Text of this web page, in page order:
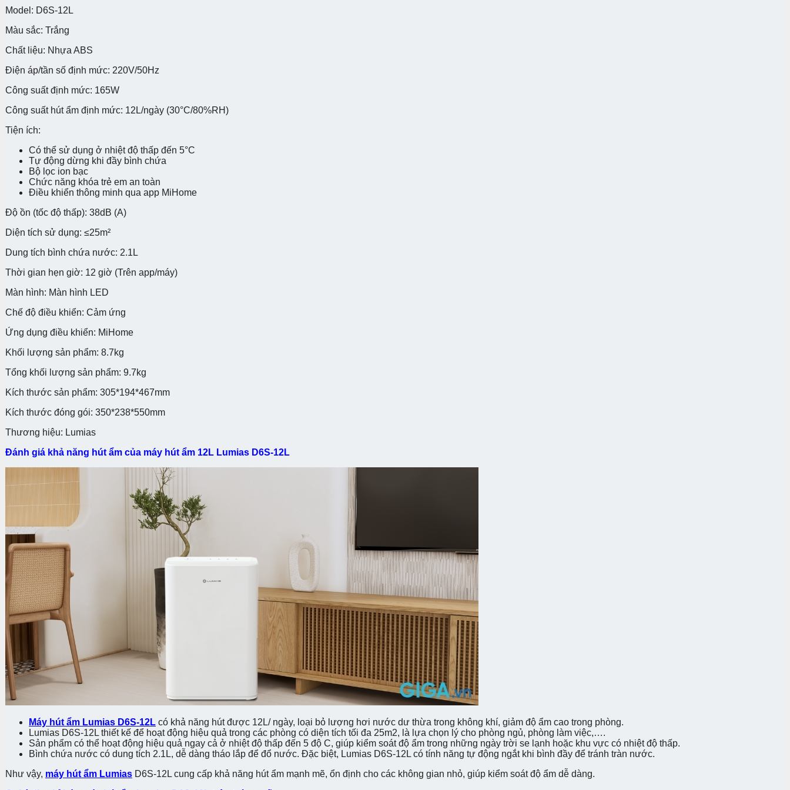
Model: D6S-12L
Màu sắc: Trắng
Chất liệu: Nhựa ABS
Điện áp/tần số định mức: 220V/50Hz
Công suất định mức: 165W
Công suất hút ẩm định mức: 12L/ngày (30°C/80%RH)
Tiện ích:
Có thể sử dụng ở nhiệt độ thấp đến 5°C
Tự động dừng khi đầy bình chứa
Bộ lọc ion bạc
Chức năng khóa trẻ em an toàn
Điều khiển thông minh qua app MiHome
Độ ồn (tốc độ thấp): 38dB (A)
Diện tích sử dụng: ≤25m²
Dung tích bình chứa nước: 2.1L
Thời gian hẹn giờ: 12 giờ (Trên app/máy)
Màn hình: Màn hình LED
Chế độ điều khiển: Cảm ứng
Ứng dụng điều khiển: MiHome
Khối lượng sản phẩm: 8.7kg
Tổng khối lượng sản phẩm: 9.7kg
Kích thước sản phẩm: 305*194*467mm
Kích thước đóng gói: 350*238*550mm
Thương hiệu: Lumias
Đánh giá khả năng hút ẩm của máy hút ẩm 12L Lumias D6S-12L
Máy hút ẩm Lumias D6S-12L có khả năng hút được 12L/ ngày, loại bỏ lượng hơi nước dư thừa trong không khí, giảm độ ẩm cao trong phòng.
Lumias D6S-12L thiết kế để hoạt động hiệu quả trong các phòng có diện tích tối đa 25m2, là lựa chọn lý cho phòng ngủ, phòng làm việc,….
Sản phẩm có thể hoạt động hiệu quả ngay cả ở nhiệt độ thấp đến 5 độ C, giúp kiểm soát độ ẩm trong những ngày trời se lạnh hoặc khu vực có nhiệt độ thấp.
Bình chứa nước có dung tích 2.1L, dễ dàng tháo lắp để đổ nước. Đặc biệt, Lumias D6S-12L có tính năng tự động ngắt khi bình đầy để tránh tràn nước.
Như vậy, máy hút ẩm Lumias D6S-12L cung cấp khả năng hút ẩm mạnh mẽ, ổn định cho các không gian nhỏ, giúp kiểm soát độ ẩm dễ dàng.